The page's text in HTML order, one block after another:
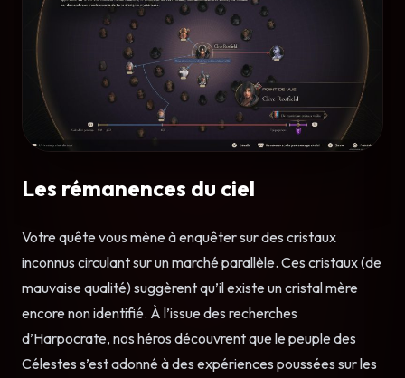
Les rémanences du ciel
Votre quête vous mène à enquêter sur des cristaux
inconnus circulant sur un marché parallèle. Ces cristaux (de
mauvaise qualité) suggèrent qu’il existe un cristal mère
encore non identifié. À l’issue des recherches
d’Harpocrate, nos héros découvrent que le peuple des
Célestes s’est adonné à des expériences poussées sur les